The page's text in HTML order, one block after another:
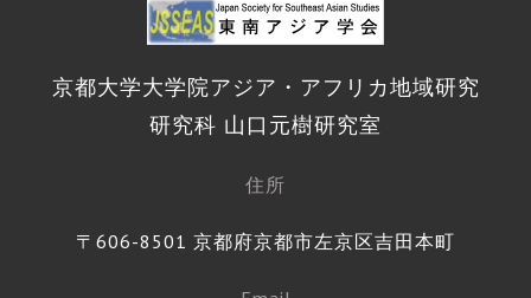
京都大学大学院アジア・アフリカ地域研究
研究科 山口元樹研究室
住所
〒606-8501 京都府京都市左京区吉田本町